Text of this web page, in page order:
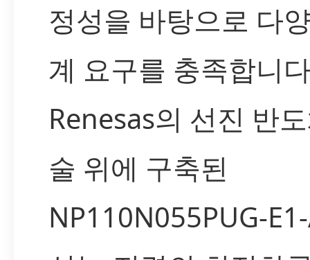
정성을 바탕으로 다
계 요구를 충족합니
Renesas의 선진 반
술 위에 구축된
NP110N055PUG-